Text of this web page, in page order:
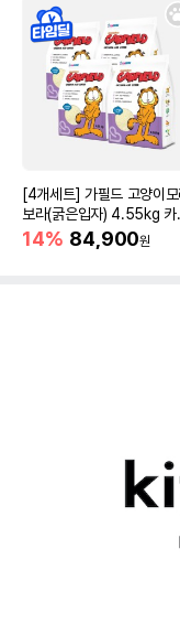
[4개세트] 가필드 고양이모
보라(굵은입자) 4.55kg 카
바모래
14% 84,900원